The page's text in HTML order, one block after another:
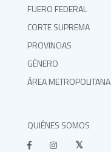
FUERO FEDERAL
CORTE SUPREMA
PROVINCIAS
GÉNERO
ÁREA METROPOLITANA
QUIÉNES SOMOS